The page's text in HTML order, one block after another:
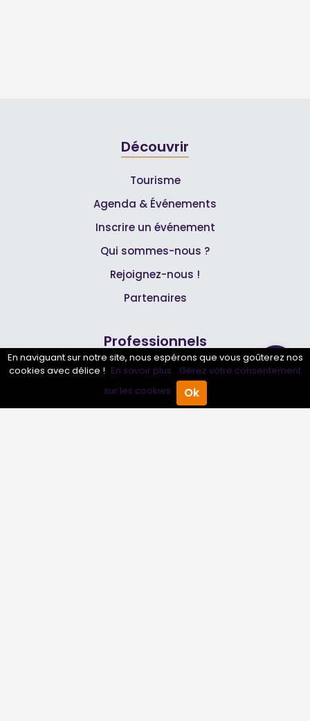
Annuaire Pro Agenda
Découvrir
Tourisme
Agenda & Événements
Inscrire un événement
Qui sommes-nous ?
Rejoignez-nous !
Partenaires
Professionnels
Annuaire pro
Inscrire mon entreprise
En naviguant sur notre site, nous espérons que vous goûterez nos
cookies avec délice ! En savoir plus. Gérez votre consentement
sur les cookies.
Ok